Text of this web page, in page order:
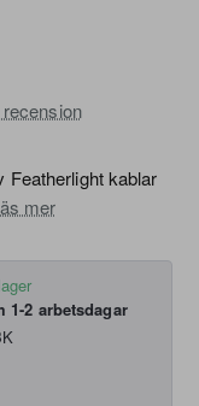
Featherlight kablar
mer
1-2 arbetsdagar